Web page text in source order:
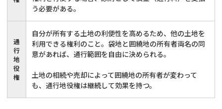
う必要がある。
通
行
地
役
権
自分が所有する土地の利便性を高めるため、他の土地を
利用できる権利のこと。袋地と囲繞地の所有者両名の同
意があれば、通行範囲を自由に決められる。
土地の相続や売却によって囲繞地の所有者が変わって
も、通行地役権は継続して効果を持つ。